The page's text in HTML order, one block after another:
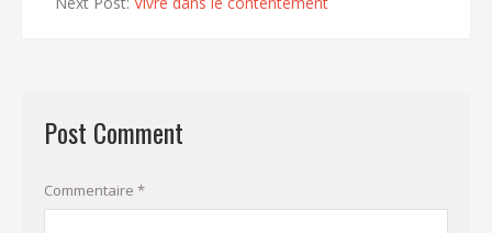
Post Comment
Commentaire *